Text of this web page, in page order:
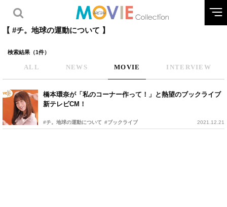
【 #チ。­地球の運動について 】
検索結果（1件）
ALL NEWS MOVIE INTERVIEW
橋本環奈が「私のコーナー作って！」と熱望のブックライブ
新テレビCM！
#チ。­地球の運動について #ブックライブ 2021.12.21